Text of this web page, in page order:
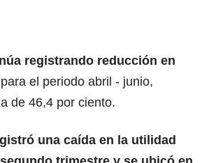
registrando reducción en
para el periodo abril - junio,
de 46,4 por ciento.
una caída en la utilidad